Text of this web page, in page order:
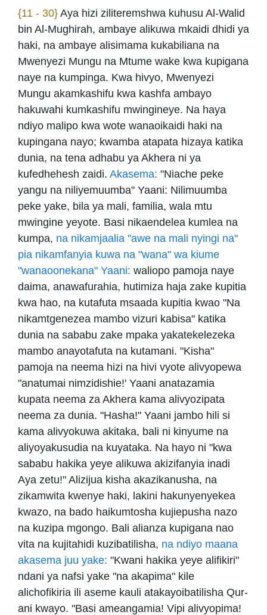
{11 - 30} Aya hizi ziliteremshwa kuhusu Al-Walid
bin Al-Mughirah, ambaye alikuwa mkaidi dhidi ya
haki, na ambaye alisimama kukabiliana na
Mwenyezi Mungu na Mtume wake kwa kupigana
naye na kumpinga. Kwa hivyo, Mwenyezi
Mungu akamkashifu kwa kashfa ambayo
hakuwahi kumkashifu mwingineye. Na haya
ndiyo malipo kwa wote wanaoikaidi haki na
kupingana nayo; kwamba atapata hizaya katika
dunia, na tena adhabu ya Akhera ni ya
kufedhehesh zaidi. Akasema: "Niache peke
yangu na niliyemuumba" Yaani: Nilimuumba
peke yake, bila ya mali, familia, wala mtu
mwingine yeyote. Basi nikaendelea kumlea na
kumpa, na nikamjaalia "awe na mali nyingi na"
pia nikamfanyia kuwa na "wana" wa kiume
"wanaoonekana" Yaani: waliopo pamoja naye
daima, anawafurahia, hutimiza haja zake kupitia
kwa hao, na kutafuta msaada kupitia kwao "Na
nikamtgenezea mambo vizuri kabisa" katika
dunia na sababu zake mpaka yakatekelezeka
mambo anayotafuta na kutamani. "Kisha"
pamoja na neema hizi na hivi vyote alivyopewa
"anatumai nimzidishie!' Yaani anatazamia
kupata neema za Akhera kama alivyozipata
neema za dunia. "Hasha!" Yaani jambo hili si
kama alivyokuwa akitaka, bali ni kinyume na
aliyoyakusudia na kuyataka. Na hayo ni "kwa
sababu hakika yeye alikuwa akizifanyia inadi
Aya zetu!" Alizijua kisha akazikanusha, na
zikamwita kwenye haki, lakini hakunyenyekea
kwazo, na bado haikumtosha kujiepusha nazo
na kuzipa mgongo. Bali alianza kupigana nao
vita na kujitahidi kuzibatilisha, na ndiyo maana
akasema juu yake: "Kwani hakika yeye alifikiri"
ndani ya nafsi yake "na akapima" kile
alichofikiria ili aseme kauli atakayoibatilisha Qur-
ani kwayo. "Basi ameangamia! Vipi alivyopima!